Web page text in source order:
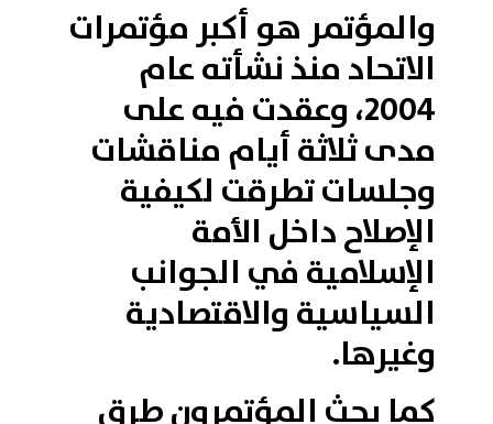
والمؤتمر هو أكبر مؤتمرات
الاتحاد منذ نشأته عام
2004، وعقدت فيه على
مدى ثلاثة أيام مناقشات
وجلسات تطرقت لكيفية
الإصلاح داخل الأمة
الإسلامية في الجوانب
السياسية والاقتصادية
وغيرها.
كما بحث المؤتمرون طرق